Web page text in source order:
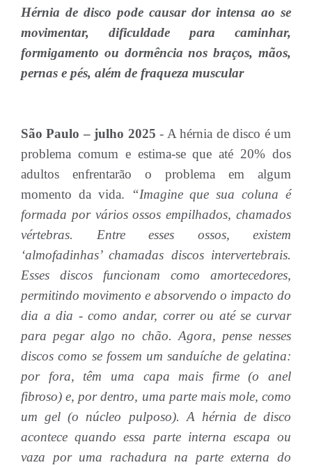
Hérnia de disco pode causar dor intensa ao se
movimentar, dificuldade para caminhar,
formigamento ou dormência nos braços, mãos,
pernas e pés, além de fraqueza muscular
São Paulo – julho 2025- A hérnia de disco é um
problema comum e estima-se que até 20% dos
adultos enfrentarão o problema em algum
momento da vida.
“Imagine que sua coluna é
formada por vários ossos empilhados, chamados
vértebras. Entre esses ossos, existem
‘almofadinhas’ chamadas discos intervertebrais.
Esses discos funcionam como amortecedores,
permitindo movimento e absorvendo o impacto do
dia a dia - como andar, correr ou até se curvar
para pegar algo no chão. Agora, pense nesses
discos como se fossem um sanduíche de gelatina:
por fora, têm uma capa mais firme (o anel
fibroso) e, por dentro, uma parte mais mole, como
um gel (o núcleo pulposo). A hérnia de disco
acontece quando essa parte interna escapa ou
vaza por uma rachadura na parte externa do